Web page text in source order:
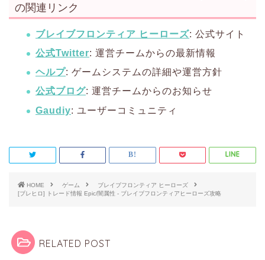
の関連リンク
ブレイブフロンティア ヒーローズ: 公式サイト
公式Twitter: 運営チームからの最新情報
ヘルプ: ゲームシステムの詳細や運営方針
公式ブログ: 運営チームからのお知らせ
Gaudiy: ユーザーコミュニティ
HOME ゲーム
ブレイブフロンティア ヒーローズ
[ブレヒロ] トレード情報 Epic/闇属性 - ブレイブフロンティアヒーローズ攻略
RELATED POST